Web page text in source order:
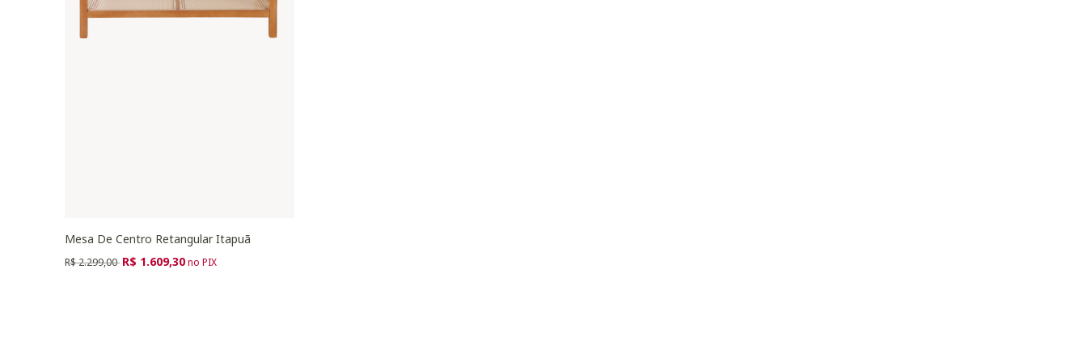
Mesa De Centro Retangular Itapuã
Preço reduzido de
R$ 2.299,00 para
R$ 1.609,30no PIX